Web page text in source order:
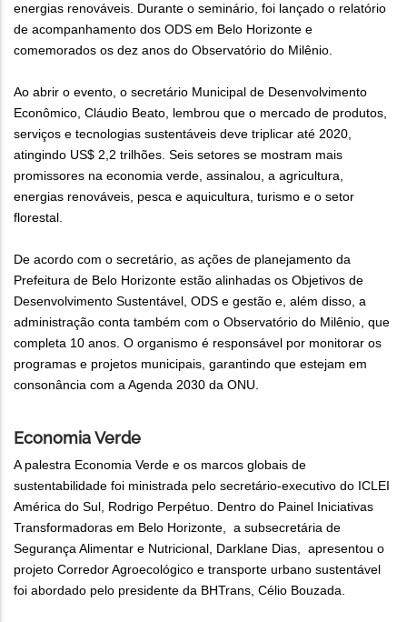
energias renováveis. Durante o seminário, foi lançado o relatório
de acompanhamento dos ODS em Belo Horizonte e
comemorados os dez anos do Observatório do Milênio.
Ao abrir o evento, o secretário Municipal de Desenvolvimento
Econômico, Cláudio Beato, lembrou que o mercado de produtos,
serviços e tecnologias sustentáveis deve triplicar até 2020,
atingindo US$ 2,2 trilhões. Seis setores se mostram mais
promissores na economia verde, assinalou, a agricultura,
energias renováveis, pesca e aquicultura, turismo e o setor
florestal.
De acordo com o secretário, as ações de planejamento da
Prefeitura de Belo Horizonte estão alinhadas os Objetivos de
Desenvolvimento Sustentável, ODS e gestão e, além disso, a
administração conta também com o Observatório do Milênio, que
completa 10 anos. O organismo é responsável por monitorar os
programas e projetos municipais, garantindo que estejam em
consonância com a Agenda 2030 da ONU.
Economia Verde
A palestra Economia Verde e os marcos globais de
sustentabilidade foi ministrada pelo secretário-executivo do ICLEI
América do Sul, Rodrigo Perpétuo. Dentro do Painel Iniciativas
Transformadoras em Belo Horizonte, a subsecretária de
Segurança Alimentar e Nutricional, Darklane Dias, apresentou o
projeto Corredor Agroecológico e transporte urbano sustentável
foi abordado pelo presidente da BHTrans, Célio Bouzada.